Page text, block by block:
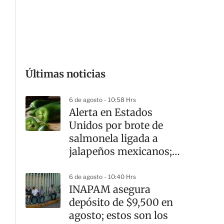
Últimas noticias
6 de agosto - 10:58 Hrs
Alerta en Estados
Unidos por brote de
salmonela ligada a
jalapeños mexicanos;
6 de agosto - 10:40 Hrs
INAPAM asegura
depósito de $9,500 en
agosto; estos son los